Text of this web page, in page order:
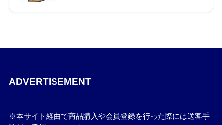
ADVERTISEMENT
※本サイト経由で商品購入や会員登録を行った際には送客手